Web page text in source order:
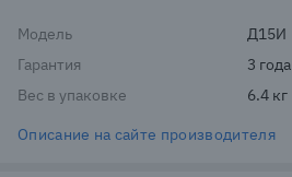
Модель
Д15И
Гарантия
3 года
Вес в упаковке
6.4 кг
Описание на сайте производителя